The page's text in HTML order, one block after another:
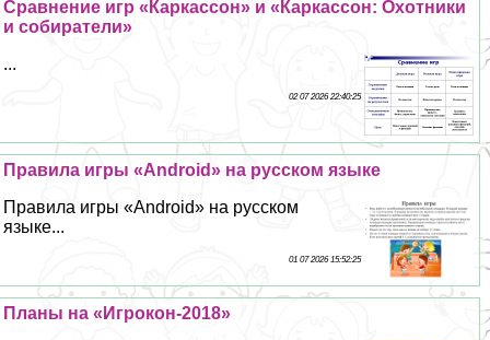
Сравнение игр «Каркассон» и «Каркассон: Охотники
и собиратели»
...
02 07 2026 22:40:25
Правила игры «Android» на русском языке
Правила игры «Android» на русском
языке...
01 07 2026 15:52:25
Планы на «Игрокон-2018»